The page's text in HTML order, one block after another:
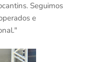
Seguimos
e